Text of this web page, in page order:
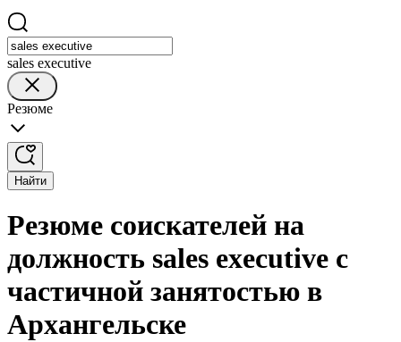
sales executive
Резюме
Найти
Резюме соискателей на
должность sales executive с
частичной занятостью в
Архангельске